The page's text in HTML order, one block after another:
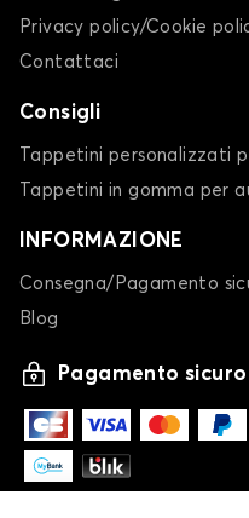
Privacy policy/Cookie
Contattaci
Consigli
Tappetini personalizzati
Tappetini in gomma per
INFORMAZIONE
Consegna/Pagamento
Blog
Pagamento sicuro